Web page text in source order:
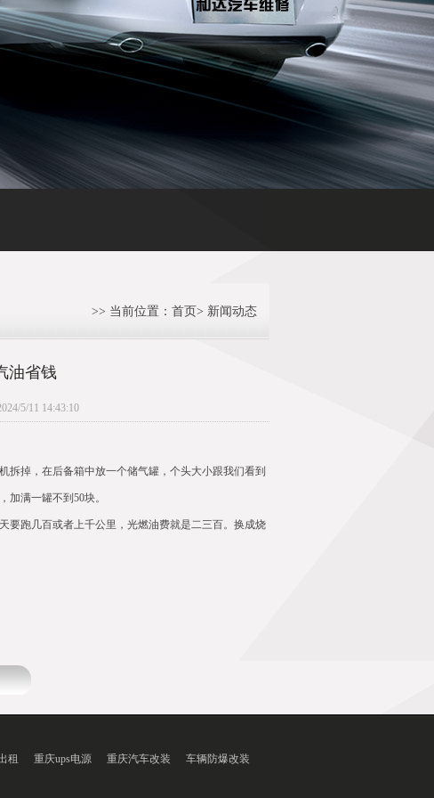
>> 当前位置： 首页> 新闻动态
油省钱
5/11 14:43:10
拆掉，在后备箱中放一个储气罐，个头大小跟我们看到
加满一罐不到50块。
要跑几百或者上千公里，光燃油费就是二三百。换成烧
租 重庆ups电源 重庆汽车改装 车辆防爆改装